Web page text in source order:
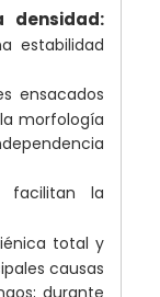
densidad:
estabilidad
ensacados
morfología
facilitan la
total y
causas
durante